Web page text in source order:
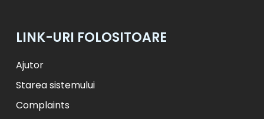
LINK-URI FOLOSITOARE
Ajutor
Starea sistemului
Complaints